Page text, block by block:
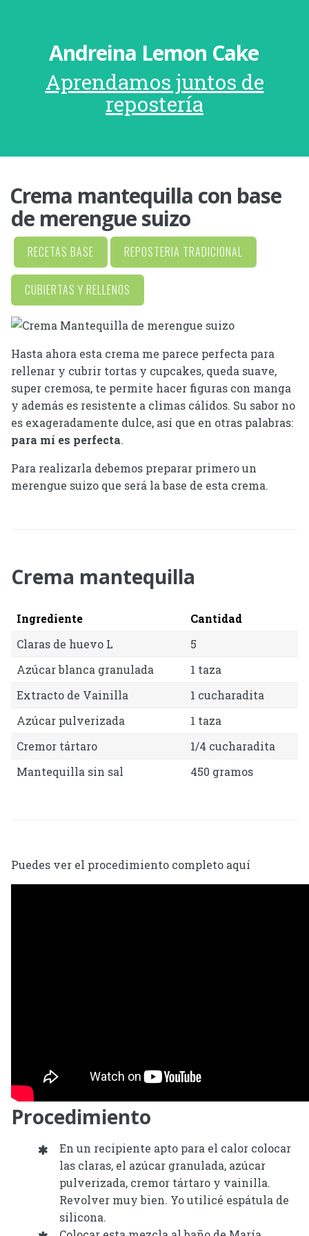
Andreina Lemon Cake
Aprendamos juntos de
repostería
Crema mantequilla con base
de merengue suizo
RECETAS BASE REPOSTERIA TRADICIONAL
CUBIERTAS Y RELLENOS
Hasta ahora esta crema me parece perfecta para
rellenar y cubrir tortas y cupcakes, queda suave,
super cremosa, te permite hacer figuras con manga
y además es resistente a climas cálidos. Su sabor no
es exageradamente dulce, así que en otras palabras:
para mí es perfecta.
Para realizarla debemos preparar primero un
merengue suizo que será la base de esta crema.
Crema mantequilla
Ingrediente
Cantidad
Claras de huevo L
5
Azúcar blanca granulada
1 taza
Extracto de Vainilla
1 cucharadita
Azúcar pulverizada
1 taza
Cremor tártaro
1/4 cucharadita
Mantequilla sin sal
450 gramos
Puedes ver el procedimiento completo aquí
Procedimiento
En un recipiente apto para el calor colocar
las claras, el azúcar granulada, azúcar
pulverizada, cremor tártaro y vainilla.
Revolver muy bien. Yo utilicé espátula de
silicona.